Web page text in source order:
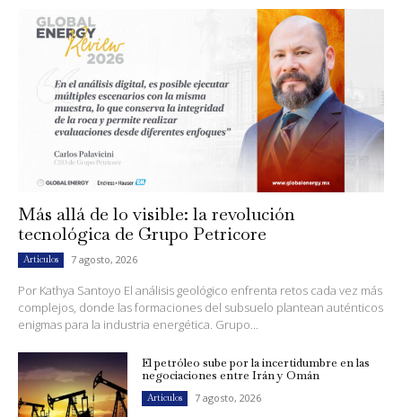
Más allá de lo visible: la revolución
tecnológica de Grupo Petricore
Artículos 7 agosto, 2026
Por Kathya Santoyo El análisis geológico enfrenta retos cada vez más
complejos, donde las formaciones del subsuelo plantean auténticos
enigmas para la industria energética. Grupo...
El petróleo sube por la incertidumbre en las
negociaciones entre Irán y Omán
Artículos 7 agosto, 2026